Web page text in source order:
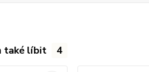
také líbit 4